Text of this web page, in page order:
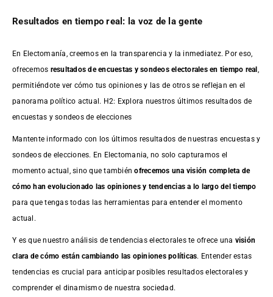
Resultados en tiempo real: la voz de la gente
En Electomanía, creemos en la transparencia y la inmediatez. Por eso,
ofrecemos resultados deencuestas y sondeos electorales en tiempo real
permitiéndote ver cómo tus opiniones y las de otros se reflejan en el
panorama político actual. H2: Explora nuestros últimos resultados de
encuestas y sondeos de elecciones
Mantente informado con los últimos resultados de nuestras encuestasy
sondeos de elecciones. En Electomania, no solo capturamos el
momento actual, sino que tambiénofrecemos una visión completa de
cómo han evolucionado las opiniones y tendencias a lo largo del tiempo
para que tengas todas las herramientas para entender el momento
actual.
Y es que nuestro análisis de tendencias electorales te ofrece una visión
clara de cómo están cambiando las opiniones políticas. Entender estas
tendencias es crucial para anticipar posibles resultados electorales y
comprender el dinamismo de nuestra sociedad.